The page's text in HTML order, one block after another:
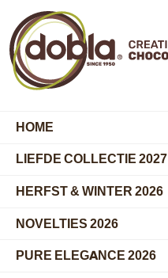
HOME
LIEFDE COLLECTIE 2027
HERFST & WINTER 2026
NOVELTIES 2026
PURE ELEGANCE 2026